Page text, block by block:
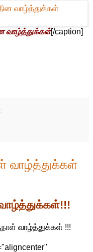
வாழ்த்துக்கள்[/caption]
வாழ்த்துக்கள்
வாழ்த்துக்கள் !!!